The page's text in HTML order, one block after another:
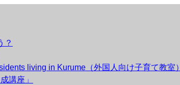
？
living in Kurume（外国人向け子育て教室）
講座」